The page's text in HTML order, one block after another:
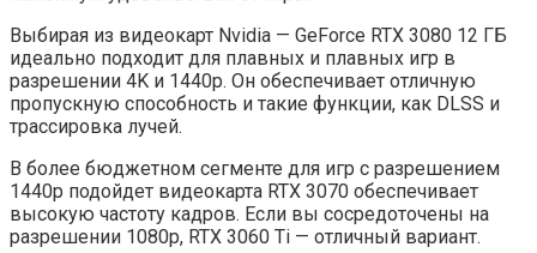
Выбирая из видеокарт Nvidia — GeForce RTX 3080 12 ГБ
идеально подходит для плавных и плавных игр в
разрешении 4K и 1440p. Он обеспечивает отличную
пропускную способность и такие функции, как DLSS и
трассировка лучей.
В более бюджетном сегменте для игр с разрешением
1440p подойдет видеокарта RTX 3070 обеспечивает
высокую частоту кадров. Если вы сосредоточены на
разрешении 1080p, RTX 3060 Ti — отличный вариант.